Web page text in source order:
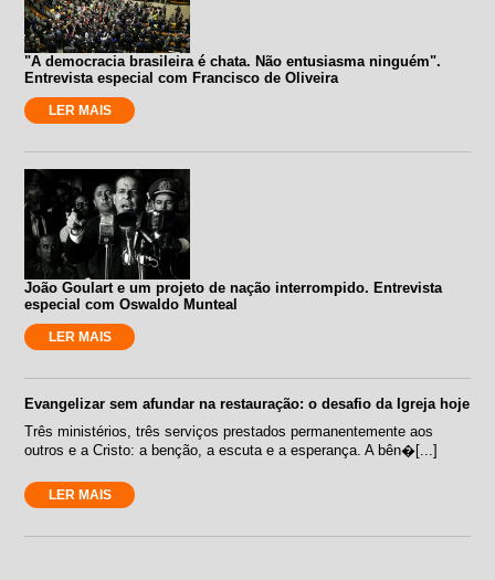
"A democracia brasileira é chata. Não entusiasma ninguém".
Entrevista especial com Francisco de Oliveira
LER MAIS
João Goulart e um projeto de nação interrompido. Entrevista
especial com Oswaldo Munteal
LER MAIS
Evangelizar sem afundar na restauração: o desafio da Igreja hoje
Três ministérios, três serviços prestados permanentemente aos
outros e a Cristo: a benção, a escuta e a esperança. A bên�[...]
LER MAIS